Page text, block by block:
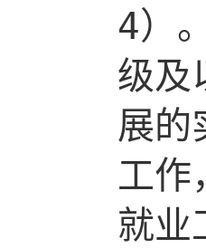
4）。
级及
展的
工作，
就业